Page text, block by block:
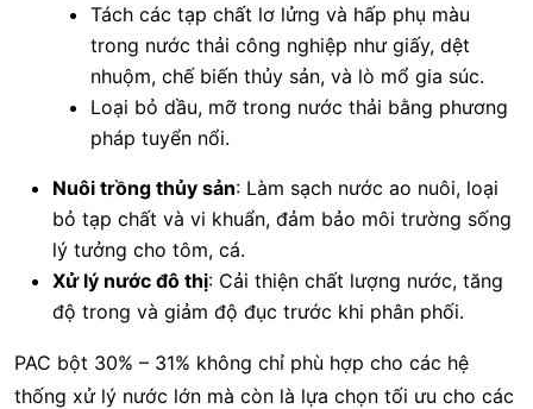
Tách các tạp chất lơ lửng và hấp phụ màu
trong nước thải công nghiệp như giấy, dệt
nhuộm, chế biến thủy sản, và lò mổ gia súc.
Loại bỏ dầu, mỡ trong nước thải bằng phương
pháp tuyển nổi.
Nuôi trồng thủy sản: Làm sạch nước ao nuôi, loại
bỏ tạp chất và vi khuẩn, đảm bảo môi trường sống
lý tưởng cho tôm, cá.
Xử lý nước đô thị: Cải thiện chất lượng nước, tăng
độ trong và giảm độ đục trước khi phân phối.
PAC bột 30% – 31% không chỉ phù hợp cho các hệ
thống xử lý nước lớn mà còn là lựa chọn tối ưu cho các